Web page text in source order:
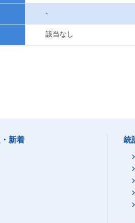
-
該当なし
新着 統